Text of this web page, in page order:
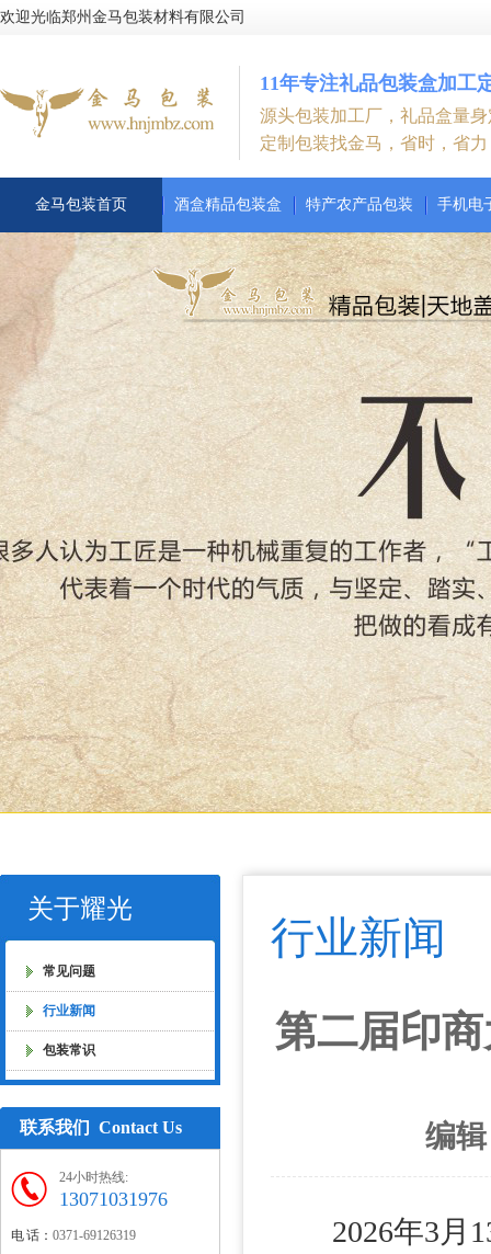
欢迎光临郑州金马包装材料有限公司
11年专注礼品包装盒加工
源头包装加工厂，礼品盒量
定制包装找金马，省时，省
金马包装首页 酒盒精品包装盒 特产农产品包装 手机电
关于耀光
常见问题
行业新闻
包装常识
联系我们 Contact Us
24小时热线:
13071031976
电 话： 0371-69126319
行业新闻
第二届印
编
2026年3月13